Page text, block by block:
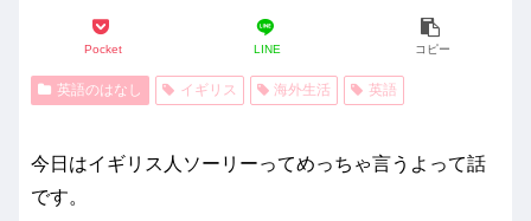
Pocket LINE コピー
英語のはなし イギリス 海外生活 英語
今日はイギリス人ソーリーってめっちゃ言うよって話
です。